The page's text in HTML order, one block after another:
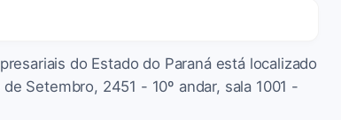
do Estado do Paraná está localizado
Setembro, 2451 - 10º andar, sala 1001 -